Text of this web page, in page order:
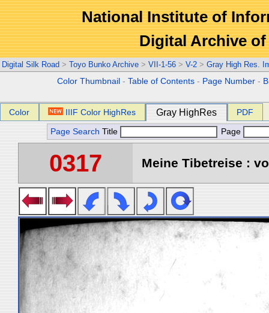
National Institute of
Digital Archive
Digital Silk Road > Toyo Bunko Archive > VII-1-56 > V-2 > Gray High Res.
Color Thumbnail -Table of Contents - Page Number -
Color IIIF Color HighRes Gray HighRes PDF
Page Search Title Page
0317 Meine Tibetreise :